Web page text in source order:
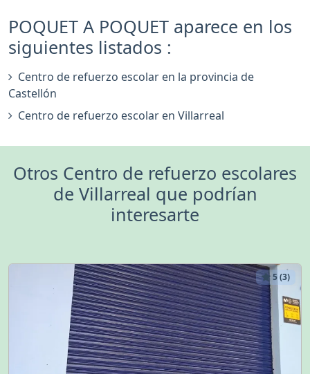
POQUET A POQUET aparece en los
siguientes listados :
Centro de refuerzo escolar en la provincia de
Castellón
Centro de refuerzo escolar en Villarreal
Otros Centro de refuerzo escolares
de Villarreal que podrían
interesarte
5 (3)